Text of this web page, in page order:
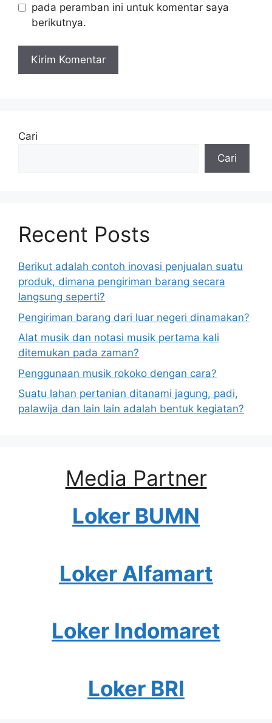
pada peramban ini untuk komentar saya
berikutnya.
Cari
Cari
Recent Posts
Berikut adalah contoh inovasi penjualan suatu
produk, dimana pengiriman barang secara
langsung seperti?
Pengiriman barang dari luar negeri dinamakan?
Alat musik dan notasi musik pertama kali
ditemukan pada zaman?
Penggunaan musik rokoko dengan cara?
Suatu lahan pertanian ditanami jagung, padi,
palawija dan lain lain adalah bentuk kegiatan?
Media Partner
Loker BUMN
Loker Alfamart
Loker Indomaret
Loker BRI